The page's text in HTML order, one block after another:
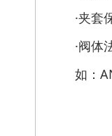
·夹套保
·阀体法
如